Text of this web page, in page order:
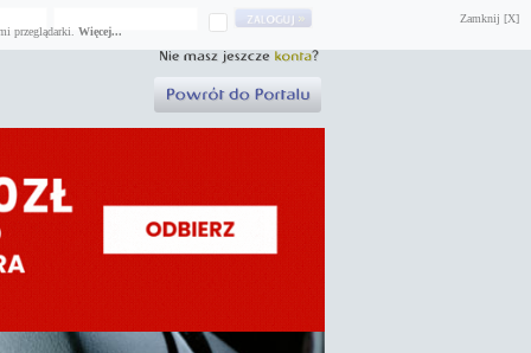
Zamknij [X]
przeglądarki. Więcej...